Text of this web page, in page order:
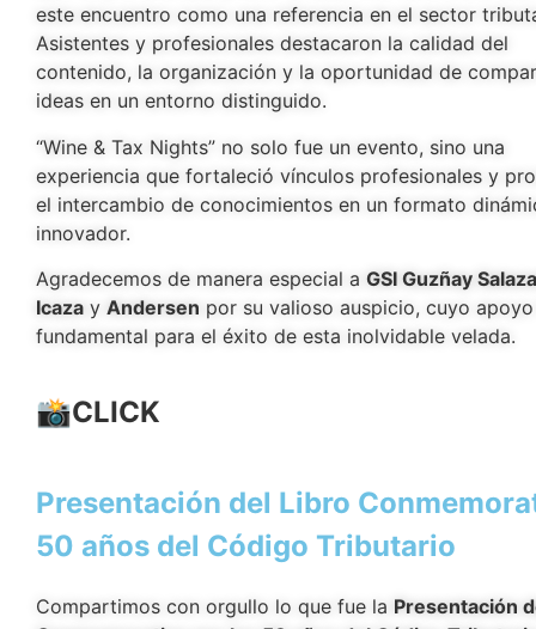
este encuentro como una referencia en el sector
Asistentes y profesionales destacaron la calidad del
contenido, la organización y la oportunidad de
ideas en un entorno distinguido.
“Wine & Tax Nights” no solo fue un evento, sino una
experiencia que fortaleció vínculos profesionales y
el intercambio de conocimientos en un formato
innovador.
Agradecemos de manera especial a GSI Guzñay
Icaza y Andersen por su valioso auspicio, cuyo
fundamental para el éxito de esta inolvidable velada.
📸CLICK
Presentación del Libro
50 años del Código Tributario
Compartimos con orgullo lo que fue la Presentación